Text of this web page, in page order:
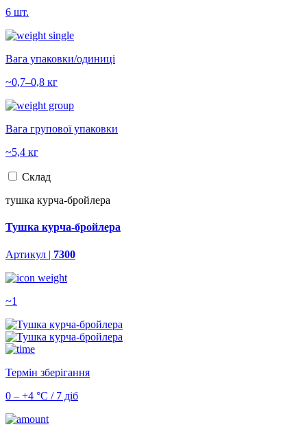
6 шт.
Вага упаковки/одиниці
~0,7–0,8 кг
Вага групової упаковки
~5,4 кг
Склад
тушка курча-бройлера
Тушка курча-бройлера
Артикул | 7300
~1
Термін зберігання
0 – +4 °С / 7 діб